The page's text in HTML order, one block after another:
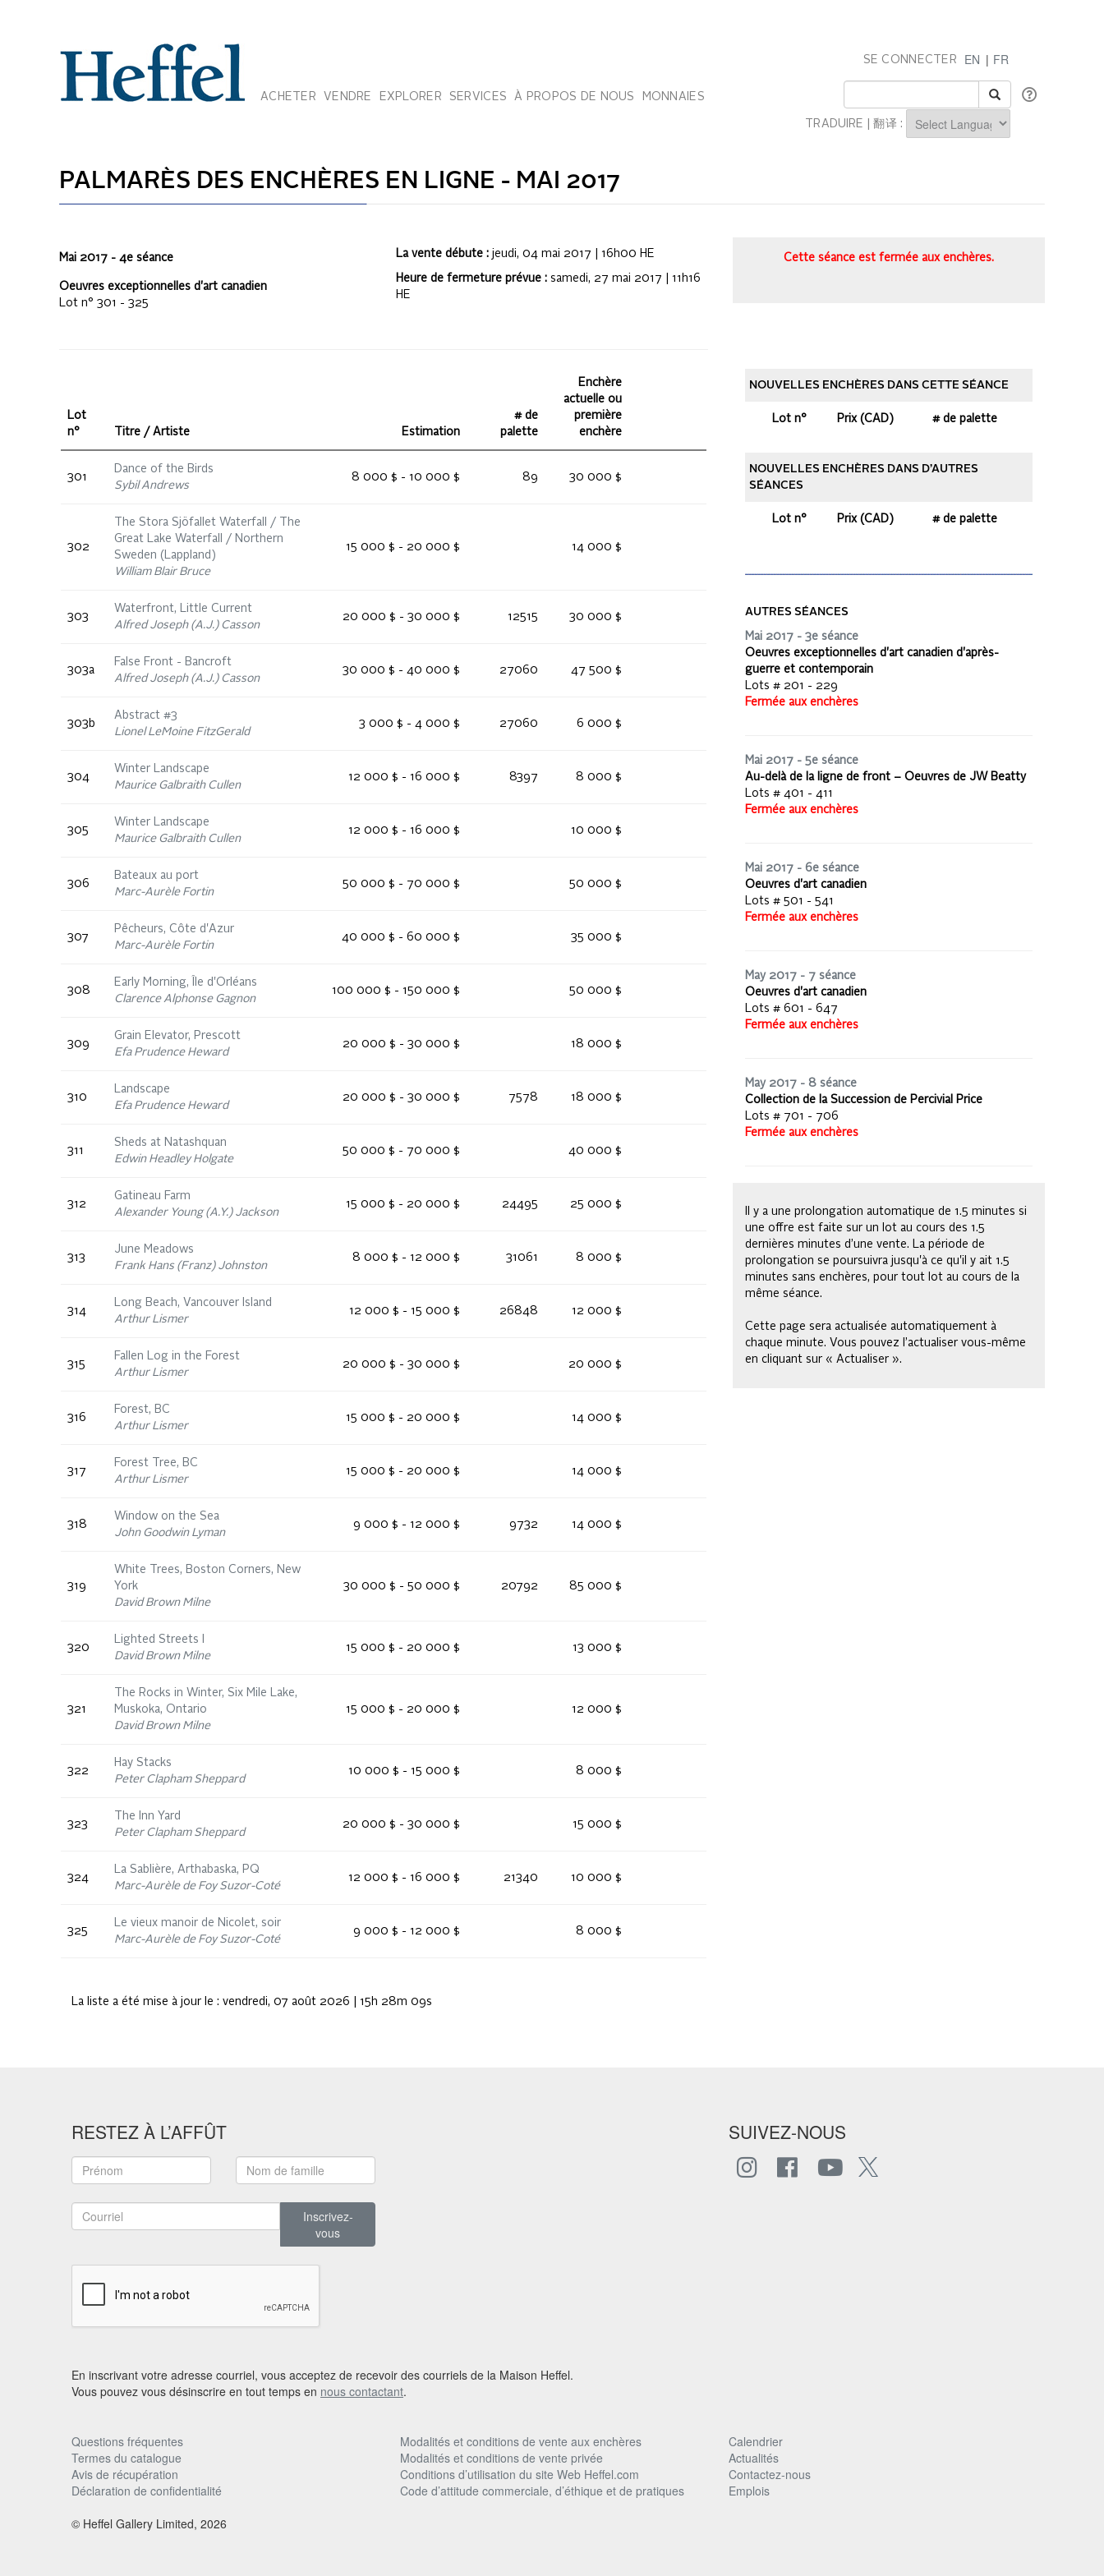
ACHETER VENDRE EXPLORER SERVICES À PROPOS DE NOUS MONNAIES
EN | FR
SE CONNECTER
TRADUIRE | 翻译 :
PALMARÈS DES ENCHÈRES EN LIGNE - MAI 2017
Mai 2017 - 4e séance
Oeuvres exceptionnelles d'art canadien
Lot n° 301 - 325
La vente débute : jeudi, 04 mai 2017 | 16h00 HE
Heure de fermeture prévue : samedi, 27 mai 2017 | 11h16
HE
Cette séance est fermée aux enchères.
NOUVELLES ENCHÈRES DANS CETTE SÉANCE
Lot n° Prix (CAD) # de palette
NOUVELLES ENCHÈRES DANS D’AUTRES
SÉANCES
Lot n° Prix (CAD) # de palette
AUTRES SÉANCES
Mai 2017 - 3e séance
Oeuvres exceptionnelles d'art canadien d'après-
guerre et contemporain
Lots # 201 - 229
Fermée aux enchères
Mai 2017 - 5e séance
Au-delà de la ligne de front – Oeuvres de JW Beatty
Lots # 401 - 411
Fermée aux enchères
Mai 2017 - 6e séance
Oeuvres d'art canadien
Lots # 501 - 541
Fermée aux enchères
May 2017 - 7 séance
Oeuvres d'art canadien
Lots # 601 - 647
Fermée aux enchères
May 2017 - 8 séance
Collection de la Succession de Percivial Price
Lots # 701 - 706
Fermée aux enchères
Il y a une prolongation automatique de 1.5 minutes si
une offre est faite sur un lot au cours des 1.5
dernières minutes d’une vente. La période de
prolongation se poursuivra jusqu'à ce qu'il y ait 1.5
minutes sans enchères, pour tout lot au cours de la
même séance.
Cette page sera actualisée automatiquement à
chaque minute. Vous pouvez l’actualiser vous-même
en cliquant sur « Actualiser ».
Lot
n°
Titre / Artiste Estimation
# de
palette
Enchère
actuelle ou
première
enchère
301
Dance of the Birds
Sybil Andrews
8 000 $ - 10 000 $ 89 30 000 $
302
The Stora Sjöfallet Waterfall / The
Great Lake Waterfall / Northern
Sweden (Lappland)
William Blair Bruce
15 000 $ - 20 000 $ 14 000 $
303
Waterfront, Little Current
Alfred Joseph (A.J.) Casson
20 000 $ - 30 000 $ 12515 30 000 $
303a
False Front - Bancroft
Alfred Joseph (A.J.) Casson
30 000 $ - 40 000 $ 27060 47 500 $
303b
Abstract #3
Lionel LeMoine FitzGerald
3 000 $ - 4 000 $ 27060 6 000 $
304
Winter Landscape
Maurice Galbraith Cullen
12 000 $ - 16 000 $ 8397 8 000 $
305
Winter Landscape
Maurice Galbraith Cullen
12 000 $ - 16 000 $ 10 000 $
306
Bateaux au port
Marc-Aurèle Fortin
50 000 $ - 70 000 $ 50 000 $
307
Pêcheurs, Côte d'Azur
Marc-Aurèle Fortin
40 000 $ - 60 000 $ 35 000 $
308
Early Morning, Île d'Orléans
Clarence Alphonse Gagnon
100 000 $ - 150 000 $ 50 000 $
309
Grain Elevator, Prescott
Efa Prudence Heward
20 000 $ - 30 000 $ 18 000 $
310
Landscape
Efa Prudence Heward
20 000 $ - 30 000 $ 7578 18 000 $
311
Sheds at Natashquan
Edwin Headley Holgate
50 000 $ - 70 000 $ 40 000 $
312
Gatineau Farm
Alexander Young (A.Y.) Jackson
15 000 $ - 20 000 $ 24495 25 000 $
313
June Meadows
Frank Hans (Franz) Johnston
8 000 $ - 12 000 $ 31061 8 000 $
314
Long Beach, Vancouver Island
Arthur Lismer
12 000 $ - 15 000 $ 26848 12 000 $
315
Fallen Log in the Forest
Arthur Lismer
20 000 $ - 30 000 $ 20 000 $
316
Forest, BC
Arthur Lismer
15 000 $ - 20 000 $ 14 000 $
317
Forest Tree, BC
Arthur Lismer
15 000 $ - 20 000 $ 14 000 $
318
Window on the Sea
John Goodwin Lyman
9 000 $ - 12 000 $ 9732 14 000 $
319
White Trees, Boston Corners, New
York
David Brown Milne
30 000 $ - 50 000 $ 20792 85 000 $
320
Lighted Streets I
David Brown Milne
15 000 $ - 20 000 $ 13 000 $
321
The Rocks in Winter, Six Mile Lake,
Muskoka, Ontario
David Brown Milne
15 000 $ - 20 000 $ 12 000 $
322
Hay Stacks
Peter Clapham Sheppard
10 000 $ - 15 000 $ 8 000 $
323
The Inn Yard
Peter Clapham Sheppard
20 000 $ - 30 000 $ 15 000 $
324
La Sablière, Arthabaska, PQ
Marc-Aurèle de Foy Suzor-Coté
12 000 $ - 16 000 $ 21340 10 000 $
325
Le vieux manoir de Nicolet, soir
Marc-Aurèle de Foy Suzor-Coté
9 000 $ - 12 000 $ 8 000 $
La liste a été mise à jour le : vendredi, 07 août 2026 | 15h 28m 09s
RESTEZ À L’AFFÛT
Inscrivez-
vous
SUIVEZ-NOUS
En inscrivant votre adresse courriel, vous acceptez de recevoir des courriels de la Maison Heffel.
Vous pouvez vous désinscrire en tout temps en nous contactant.
Questions fréquentes Modalités et conditions de vente aux enchères
Calendrier
Termes du catalogue
Modalités et conditions de vente privée
Actualités
Avis de récupération
Conditions d’utilisation du site Web Heffel.com
Contactez-nous
Déclaration de confidentialité
Code d’attitude commerciale, d’éthique et de pratiques
Emplois
© Heffel Gallery Limited, 2026